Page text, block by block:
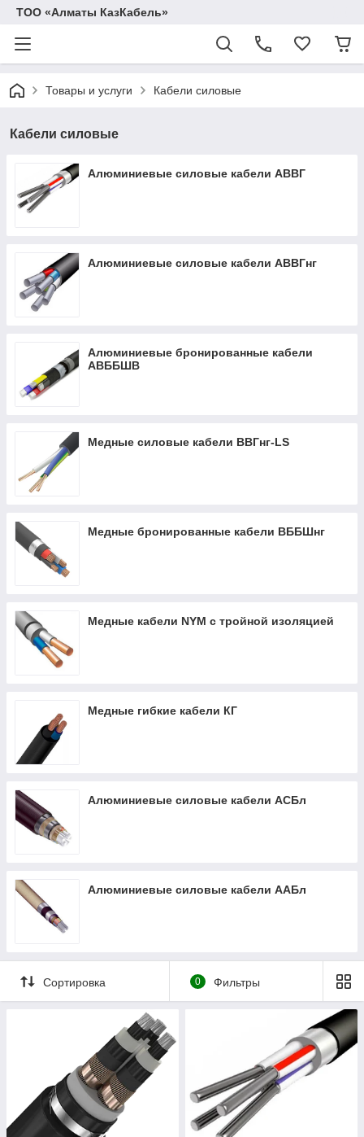
ТОО «Алматы КазКабель»
Товары и услуги Кабели силовые
Кабели силовые
Алюминиевые силовые кабели АВВГ
Алюминиевые силовые кабели АВВГнг
Алюминиевые бронированные кабели
АВББШВ
Медные силовые кабели ВВГнг-LS
Медные бронированные кабели ВББШнг
Медные кабели NYM с тройной изоляцией
Медные гибкие кабели КГ
Алюминиевые силовые кабели АСБл
Алюминиевые силовые кабели ААБл
Сортировка 0 Фильтры